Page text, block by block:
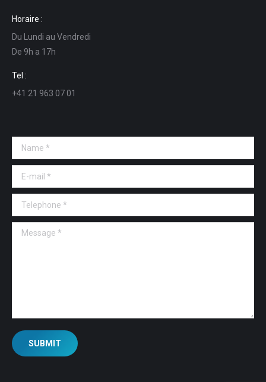
opens
in
new
window
opens
in
new
in
in
Horaire :
Du Lundi au Vendredi
De 9h a 17h
Tel :
+41 21 963 07 01
Name *
E-mail *
Telephone *
Message *
SUBMIT